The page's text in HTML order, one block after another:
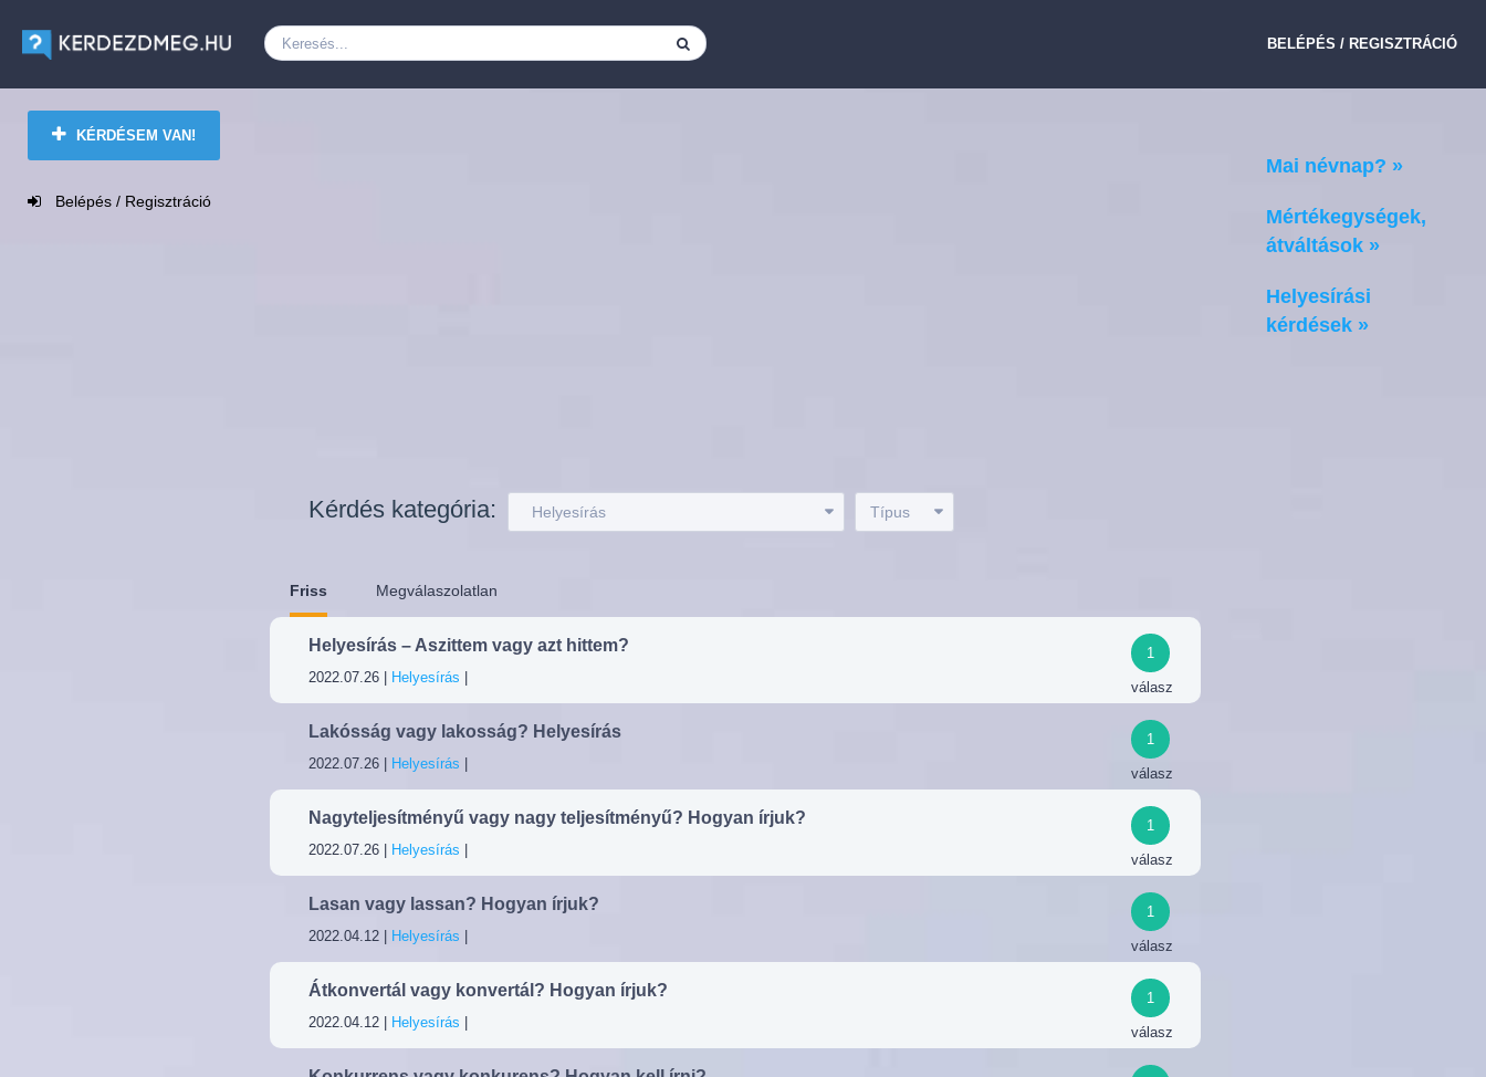
BELÉPÉS / REGISZTRÁCIÓ
KÉRDÉSEM VAN!
Belépés / Regisztráció
Kérdés kategória: Helyesírás Típus
Friss Megválaszolatlan
Helyesírás – Aszittem vagy azt hittem?
2022.07.26 | Helyesírás
1
válasz
Lakósság vagy lakosság? Helyesírás
2022.07.26 | Helyesírás
1
válasz
Nagyteljesítményű vagy nagy teljesítményű? Hogyan írjuk?
2022.07.26 | Helyesírás
1
válasz
Lasan vagy lassan? Hogyan írjuk?
2022.04.12 | Helyesírás
1
válasz
Átkonvertál vagy konvertál? Hogyan írjuk?
2022.04.12 | Helyesírás
1
válasz
Mai névnap? »
Mértékegységek,
átváltások »
Helyesírási
kérdések »